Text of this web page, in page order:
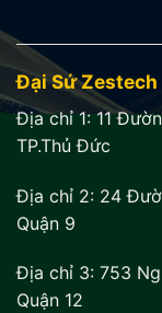
Đại Sứ
Địa chỉ 1: 11
TP.Thủ Đức
Địa chỉ 2: 24
Quận 9
Địa chỉ 3: 753
Quận 12